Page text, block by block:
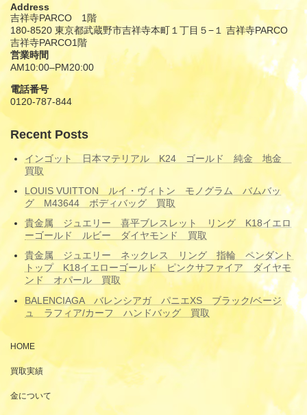
Address
吉祥寺PARCO 1階
180-8520 東京都武蔵野市吉祥寺本町１丁目５−１ 吉祥寺PARCO
吉祥寺PARCO1階
営業時間
AM10:00–PM20:00
電話番号
0120-787-844
Recent Posts
インゴット 日本マテリアル K24 ゴールド 純金 地金
買取
LOUIS VUITTON ルイ・ヴィトン モノグラム バムバッ
グ M43644 ボディバッグ 買取
貴金属 ジュエリー 喜平ブレスレット リング K18イエロ
ーゴールド ルビー ダイヤモンド 買取
貴金属 ジュエリー ネックレス リング 指輪 ペンダント
トップ K18イエローゴールド ピンクサファイア ダイヤモ
ンド オパール 買取
BALENCIAGA バレンシアガ パニエXS ブラック/ベージ
ュ ラフィア/カーフ ハンドバッグ 買取
HOME
買取実績
金について